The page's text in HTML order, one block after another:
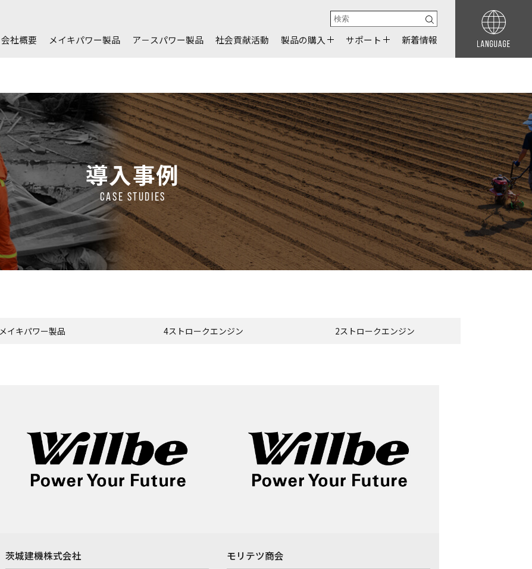
会社概要 メイキパワー製品 ア－スパワー製品 社会貢献活動 製品の購入 サポート 新着情報
導入事例
CASE STUDIES
メイキパワー製品 4ストロークエンジン 2ストロークエンジン
茨城建機株式会社 モリテツ商会